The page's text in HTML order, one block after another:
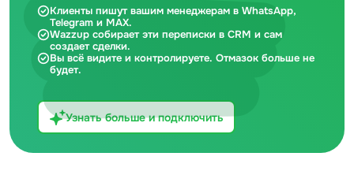
Клиенты пишут вашим менеджерам в WhatsApp,
Telegram и MAX.
Wazzup собирает эти переписки в CRM и сам
создает сделки.
Вы всё видите и контролируете. Отмазок больше не
будет.
Узнать больше и подключить